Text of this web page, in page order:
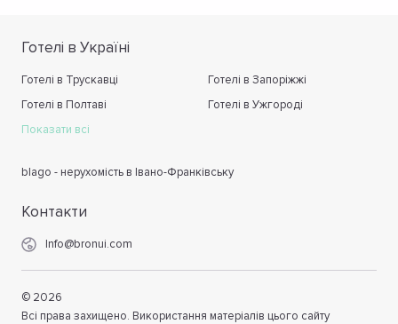
Готелі в Україні
Готелі в Трускавці
Готелі в Запоріжжі
Готелі в Полтаві
Готелі в Ужгороді
Показати всі
blago - нерухомість в Івано-Франківську
Контакти
Info@bronui.com
© 2026
Всі права захищено. Використання матеріалів цього сайту